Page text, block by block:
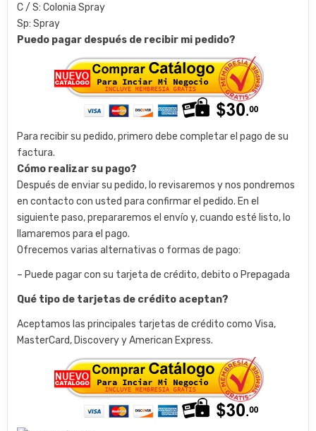
C / S: Colonia Spray
Sp: Spray
Puedo pagar después de recibir mi pedido?
Para recibir su pedido, primero debe completar el pago de su
factura.
Cómo realizar su pago?
Después de enviar su pedido, lo revisaremos y nos pondremos
en contacto con usted para confirmar el pedido. En el
siguiente paso, prepararemos el envío y, cuando esté listo, lo
llamaremos para el pago.
Ofrecemos varias alternativas o formas de pago:
– Puede pagar con su tarjeta de crédito, debito o Prepagada
Qué tipo de tarjetas de crédito aceptan?
Aceptamos las principales tarjetas de crédito como Visa,
MasterCard, Discovery y American Express.